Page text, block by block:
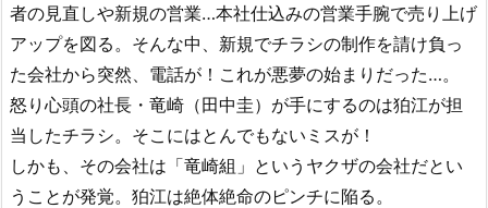
者の見直しや新規の営業…本社仕込みの営業手腕で売り上げ
アップを図る。そんな中、新規でチラシの制作を請け負っ
た会社から突然、電話が！これが悪夢の始まりだった…。
怒り心頭の社長・竜崎（田中圭）が手にするのは狛江が担
当したチラシ。そこにはとんでもないミスが！
しかも、その会社は「竜崎組」というヤクザの会社だとい
うことが発覚。狛江は絶体絶命のピンチに陥る。